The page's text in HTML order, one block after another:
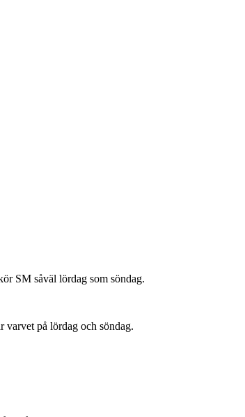
SM såväl lördag som söndag.
varvet på lördag och söndag.